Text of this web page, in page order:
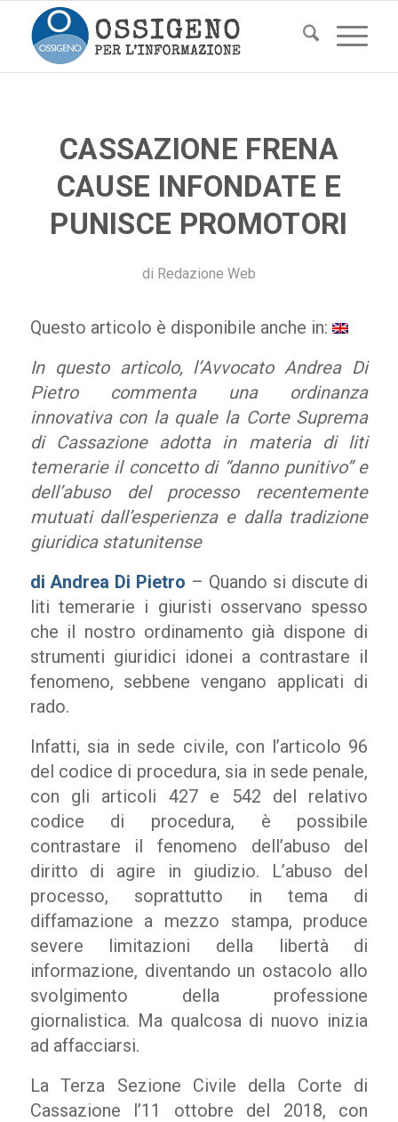
CASSAZIONE FRENA
CAUSE INFONDATE E
PUNISCE PROMOTORI
di Redazione Web
Questo articolo è disponibile anche in:
In questo articolo, l’Avvocato Andrea Di
Pietro commenta una ordinanza
innovativa con la quale la Corte Suprema
di Cassazione adotta in materia di liti
temerarie il concetto di “danno punitivo” e
dell’abuso del processo recentemente
mutuati dall’esperienza e dalla tradizione
giuridica statunitense
di Andrea Di Pietro – Quando si discute di
liti temerarie i giuristi osservano spesso
che il nostro ordinamento già dispone di
strumenti giuridici idonei a contrastare il
fenomeno, sebbene vengano applicati di
rado.
Infatti, sia in sede civile, con l’articolo 96
del codice di procedura, sia in sede penale,
con gli articoli 427 e 542 del relativo
codice di procedura, è possibile
contrastare il fenomeno dell’abuso del
diritto di agire in giudizio. L’abuso del
processo, soprattutto in tema di
diffamazione a mezzo stampa, produce
severe limitazioni della libertà di
informazione, diventando un ostacolo allo
svolgimento della professione
giornalistica. Ma qualcosa di nuovo inizia
ad affacciarsi.
La Terza Sezione Civile della Corte di
Cassazione l’11 ottobre del 2018, con